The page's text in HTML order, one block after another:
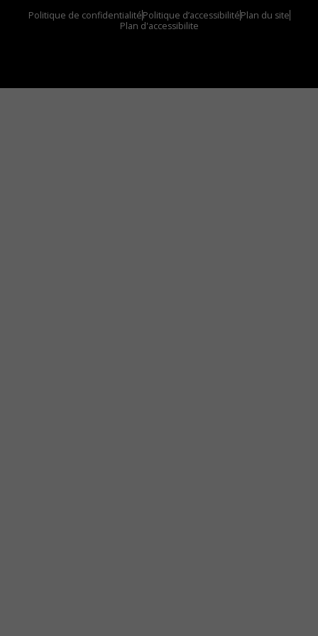
Politique de confidentialitéPolitique d’accessibilitéPlan du site
Plan d'accessibilite